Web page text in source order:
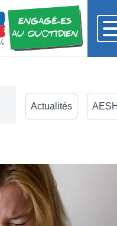
Actualités AESH